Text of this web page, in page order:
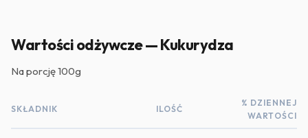
Wartości odżywcze — Kukurydza
Na porcję100g
SKŁADNIK ILOŚĆ
% DZIENNEJ
WARTOŚCI